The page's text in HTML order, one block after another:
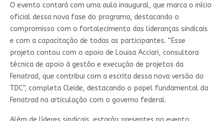
O evento contará com uma aula inaugural, que marca o início
oficial dessa nova fase do programa, destacando o
compromisso com o fortalecimento das lideranças sindicais
e com a capacitação de todas as participantes. “Esse
projeto contou com o apoio de Louisa Acciari, consultora
técnica de apoio à gestão e execução de projetos da
Fenatrad, que contribui com a escrita dessa nova versão do
TDC”, completa Cleide, destacando o papel fundamental da
Fenatrad na articulação com o governo federal.